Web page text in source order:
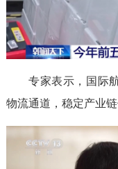
专家表示，国际
物流通道，稳定产业